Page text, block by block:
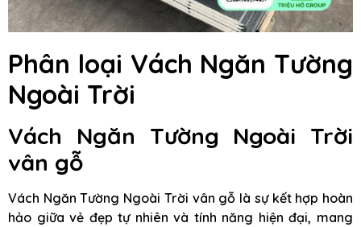
Phân loại Vách Ngăn Tường
Ngoài Trời
Vách Ngăn Tường Ngoài Trời
vân gỗ
Vách Ngăn Tường Ngoài Trời vân gỗ là sự kết hợp hoàn
hảo giữa vẻ đẹp tự nhiên và tính năng hiện đại, mang